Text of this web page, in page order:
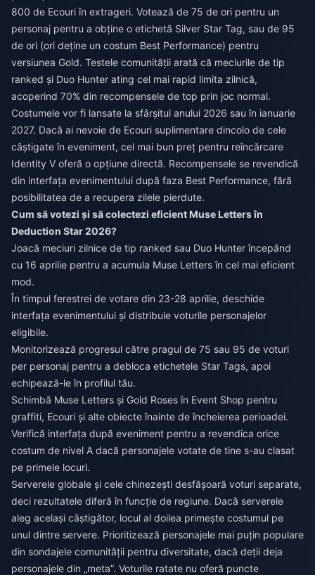
800 de Ecouri în extrageri. Votează de 75 de ori pentru un
personaj pentru a obține o etichetă Silver Star Tag, sau de 95
de ori (ori deține un costum Best Performance) pentru
versiunea Gold. Testele comunității arată că meciurile de tip
ranked și Duo Hunter ating cel mai rapid limita zilnică,
acoperind 70% din recompensele de top prin joc normal.
Costumele vor fi lansate la sfârșitul anului 2026 sau în ianuarie
2027. Dacă ai nevoie de Ecouri suplimentare dincolo de cele
câștigate în eveniment, cel mai bun preț pentru reîncărcare
Identity V oferă o opțiune directă. Recompensele se revendică
din interfața evenimentului după faza Best Performance, fără
posibilitatea de a recupera zilele pierdute.
Cum să votezi și să colectezi eficient Muse Letters în
Deduction Star 2026?
Joacă meciuri zilnice de tip ranked sau Duo Hunter începând
cu 16 aprilie pentru a acumula Muse Letters în cel mai eficient
mod.
În timpul ferestrei de votare din 23-28 aprilie, deschide
interfața evenimentului și distribuie voturile personajelor
eligibile.
Monitorizează progresul către pragul de 75 sau 95 de voturi
per personaj pentru a debloca etichetele Star Tags, apoi
echipează-le în profilul tău.
Schimbă Muse Letters și Gold Roses în Event Shop pentru
graffiti, Ecouri și alte obiecte înainte de încheierea perioadei.
Verifică interfața după eveniment pentru a revendica orice
costum de nivel A dacă personajele votate de tine s-au clasat
pe primele locuri.
Serverele globale și cele chinezești desfășoară voturi separate,
deci rezultatele diferă în funcție de regiune. Dacă serverele
aleg același câștigător, locul al doilea primește costumul pe
unul dintre servere. Prioritizează personajele mai puțin populare
din sondajele comunității pentru diversitate, dacă deții deja
personajele din „meta”. Voturile ratate nu oferă puncte